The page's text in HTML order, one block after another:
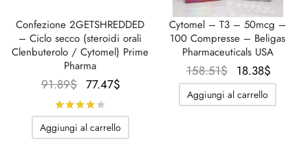
Confezione 2GETSHREDDED
– Ciclo secco (steroidi orali
Clenbuterolo / Cytomel) Prime
Pharma
91.89$
Il
prezzo
originale
era:
77.47$
attuale
Aggiungi al carrello
Cytomel – T3 – 50mcg –
100 Compresse – Beligas
Pharmaceuticals USA
158.51$ Il prezzo
originale
era:
18.38$
prezzo
attuale
Aggiungi al carrello